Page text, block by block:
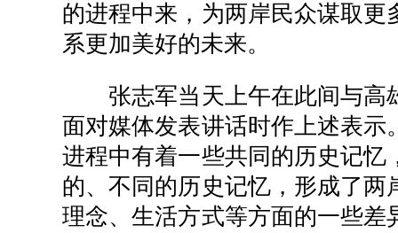
的进程中来，为两岸民众谋取更
系更加美好的未来。
张志军当天上午在此间与高
面对媒体发表讲话时作上述表示
进程中有着一些共同的历史记忆
的、不同的历史记忆，形成了两
理念、生活方式等方面的一些差